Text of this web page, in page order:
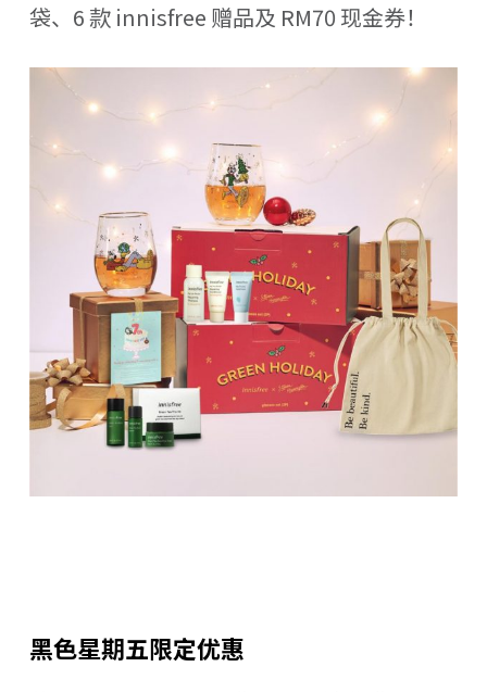
袋、6 款 innisfree 赠品及 RM70 现金券！
黑色星期五限定优惠